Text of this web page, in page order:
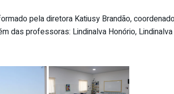
pela diretora Katiusy Brandão,
das professoras: Lindinalva Honório,